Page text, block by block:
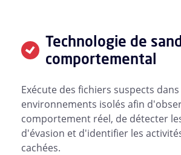
Technologie de
comportemental
Exécute des fichiers suspects dans
environnements isolés afin
comportement réel, de détecter
d'évasion et d'identifier les
cachées.